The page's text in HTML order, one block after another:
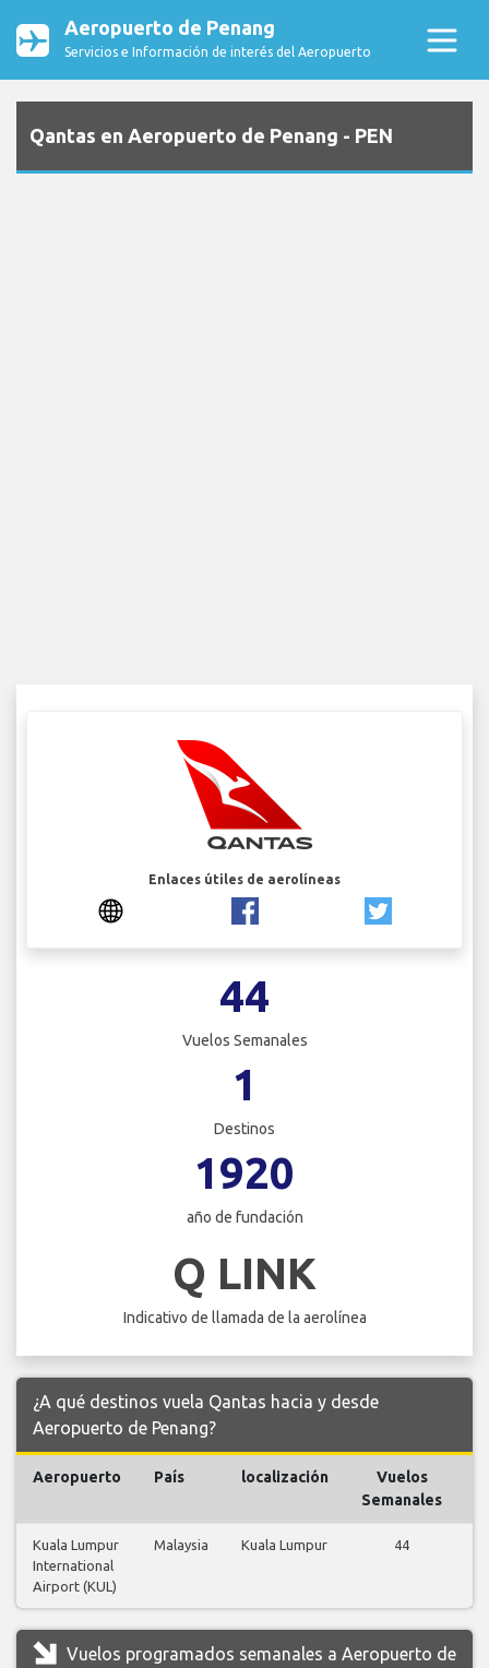
Aeropuerto de Penang
Servicios e Información de interés del Aeropuerto
Qantas en Aeropuerto de Penang - PEN
Enlaces útiles de aerolíneas
44
Vuelos Semanales
1
Destinos
1920
año de fundación
Q LINK
Indicativo de llamada de la aerolínea
¿A qué destinos vuela Qantas hacia y desde
Aeropuerto de Penang?
Aeropuerto País localización
Vuelos
Semanales
Kuala Lumpur
International
Airport (KUL)
Malaysia Kuala Lumpur
44
Vuelos programados semanales a Aeropuerto de